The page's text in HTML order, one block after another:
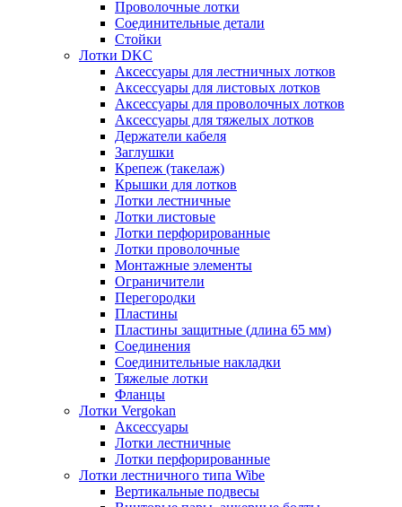
Проволочные лотки
Соединительные детали
Стойки
Лотки DKC
Аксессуары для лестничных лотков
Аксессуары для листовых лотков
Аксессуары для проволочных лотков
Аксессуары для тяжелых лотков
Держатели кабеля
Заглушки
Крепеж (такелаж)
Крышки для лотков
Лотки лестничные
Лотки листовые
Лотки перфорированные
Лотки проволочные
Монтажные элементы
Ограничители
Перегородки
Пластины
Пластины защитные (длина 65 мм)
Соединения
Соединительные накладки
Тяжелые лотки
Фланцы
Лотки Vergokan
Аксессуары
Лотки лестничные
Лотки перфорированные
Лотки лестничного типа Wibe
Вертикальные подвесы